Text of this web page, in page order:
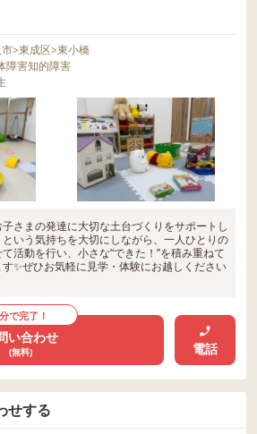
>東成区>東小橋
障害知的障害
さまの発達に大切な土台づくりをサポートし
いう気持ちを大切にしながら、一人ひとりの
活動を行い、小さな“できた！”を積み重ねて
✨ぜひお気軽に見学・体験にお越しください
で完了！
い合わせ
(無料) 電話
せする